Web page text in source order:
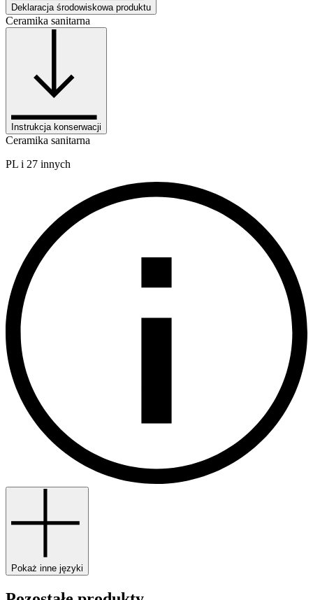
Deklaracja środowiskowa produktu
Ceramika sanitarna
Instrukcja konserwacji
Ceramika sanitarna
PL i 27 innych
Pokaż inne języki